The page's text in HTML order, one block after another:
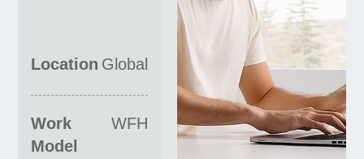
Location Global
Work
Model
WFH